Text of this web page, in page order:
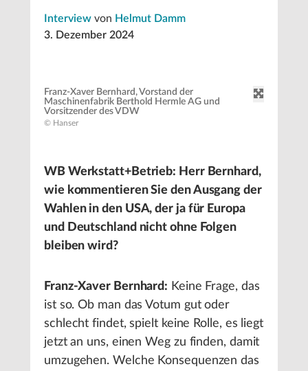
Interview von Helmut Damm
3. Dezember 2024
Franz-Xaver Bernhard, Vorstand der
Maschinenfabrik Berthold Hermle AG und
Vorsitzender des VDW
© Hanser
WB Werkstatt+Betrieb: Herr Bernhard,
wie kommentieren Sie den Ausgang der
Wahlen in den USA, der ja für Europa
und Deutschland nicht ohne Folgen
bleiben wird?
Franz-Xaver Bernhard: Keine Frage, das
ist so. Ob man das Votum gut oder
schlecht findet, spielt keine Rolle, es liegt
jetzt an uns, einen Weg zu finden, damit
umzugehen. Welche Konsequenzen das